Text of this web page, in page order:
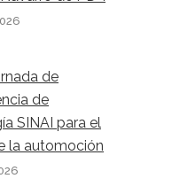
de
de
SINAI para el
la automoción